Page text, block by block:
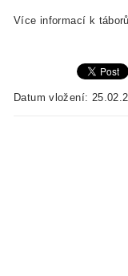
Více informací k
Datum vložení: